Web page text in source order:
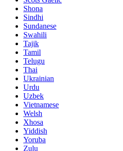
Shona
Sindhi
Sundanese
Swahili
Tajik
Tamil
Telugu
Thai
Ukrainian
Urdu
Uzbek
Vietnamese
Welsh
Xhosa
Yiddish
Yoruba
Zulu